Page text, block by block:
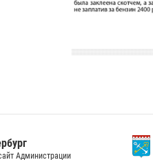
Администрации